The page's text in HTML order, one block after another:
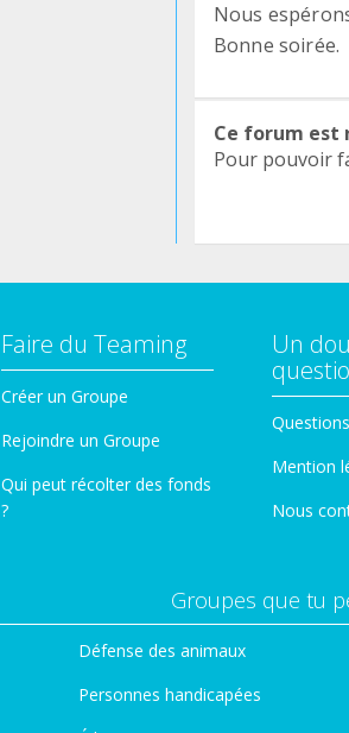
Nous
Bonne soirée.
Ce forum est
Pour pouvoir
Faire du Teaming
Créer un Groupe
Rejoindre un Groupe
Qui peut récolter des fonds
?
Un
Mention
Nous
Groupes que tu
Défense des animaux
Personnes handicapées